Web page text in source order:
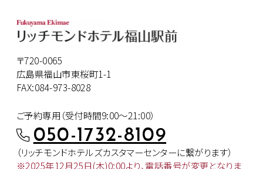
〒720-0065
広島県福山市東桜町1-1
FAX:084-973-8028
ご予約専用（受付時間9:00～21:00）
050-1732-8109
（リッチモンドホテルズカスタマーセンターに繋がります）
※2025年12月25日(木)0:00より、電話番号が変更となりま